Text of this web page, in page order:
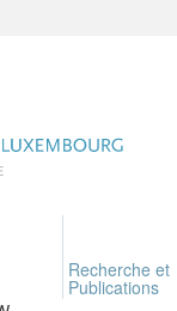
Recherche et
Publications